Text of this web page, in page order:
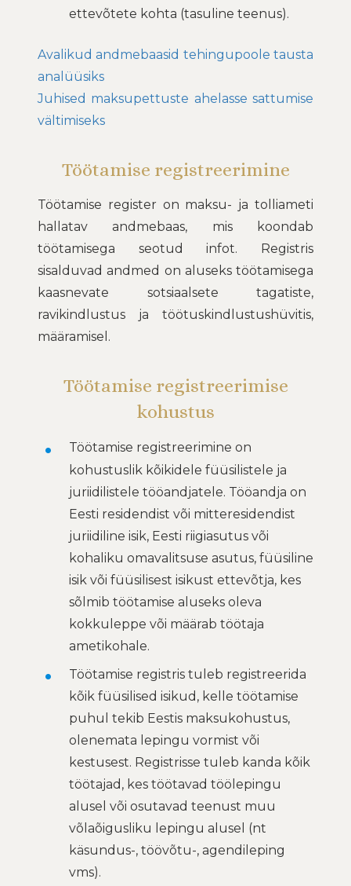
ettevõtete kohta (tasuline teenus).
Avalikud andmebaasid tehingupoole tausta
analüüsiks
Juhised maksupettuste ahelasse sattumise
vältimiseks
Töötamise registreerimine
Töötamise register on maksu- ja tolliameti
hallatav andmebaas, mis koondab
töötamisega seotud infot. Registris
sisalduvad andmed on aluseks töötamisega
kaasnevate sotsiaalsete tagatiste,
ravikindlustus ja töötuskindlustushüvitis,
määramisel.
Töötamise registreerimise
kohustus
Töötamise registreerimine on
kohustuslik kõikidele füüsilistele ja
juriidilistele tööandjatele. Tööandja on
Eesti residendist või mitteresidendist
juriidiline isik, Eesti riigiasutus või
kohaliku omavalitsuse asutus, füüsiline
isik või füüsilisest isikust ettevõtja, kes
sõlmib töötamise aluseks oleva
kokkuleppe või määrab töötaja
ametikohale.
Töötamise registris tuleb registreerida
kõik füüsilised isikud, kelle töötamise
puhul tekib Eestis maksukohustus,
olenemata lepingu vormist või
kestusest. Registrisse tuleb kanda kõik
töötajad, kes töötavad töölepingu
alusel või osutavad teenust muu
võlaõigusliku lepingu alusel (nt
käsundus-, töövõtu-, agendileping
vms).